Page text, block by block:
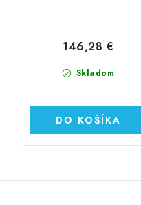
Skladom
146,28 €
DO KOŠÍKA